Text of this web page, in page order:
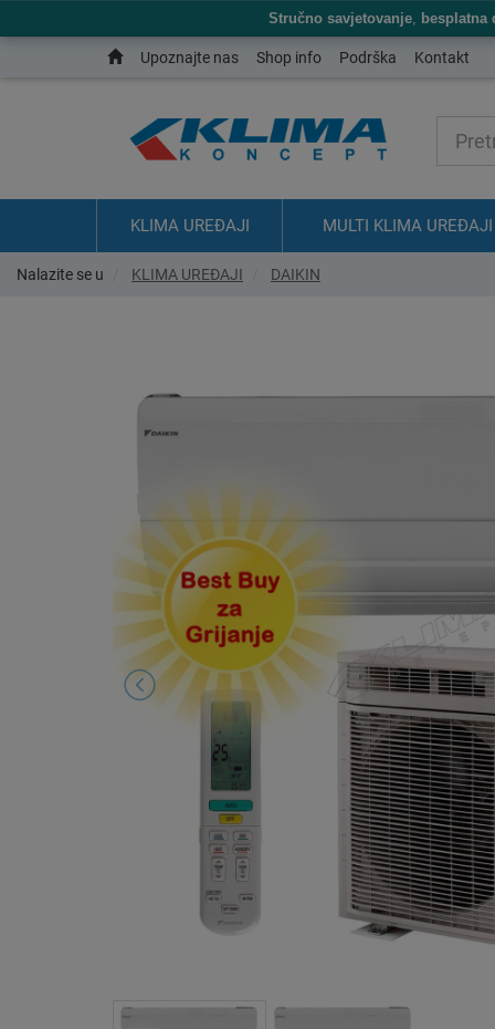
Stručno savjetovanje, besplatna
Upoznajte nas Shop info Podrška Kontakt
KLIMA UREĐAJI MULTI KLIMA UREĐAJI
Nalazite se u KLIMA UREĐAJI DAIKIN